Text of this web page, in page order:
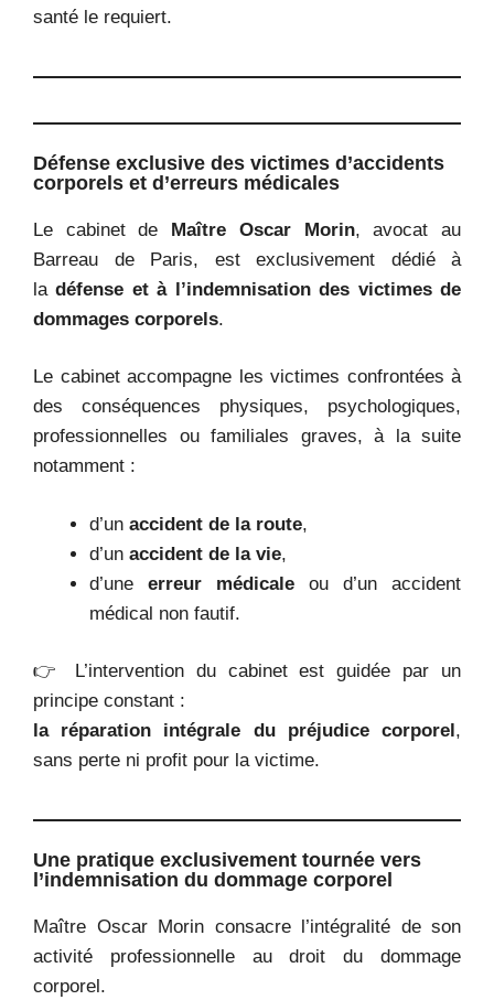
santé le requiert.
Défense exclusive des victimes d’accidents
corporels et d’erreurs médicales
Le cabinet de Maître Oscar Morin, avocat au
Barreau de Paris, est exclusivement dédié à
ladéfense et à l’indemnisation des victimes de
dommages corporels.
Le cabinet accompagne les victimes confrontées à
des conséquences physiques, psychologiques,
professionnelles ou familiales graves, à la suite
notamment :
d’un accident de la route,
d’un accident de la vie,
d’une erreur médicale ou d’un accident
médical non fautif.
👉 L’intervention du cabinet est guidée par un
principe constant :
la réparation intégrale du préjudice corporel ,
sans perte ni profit pour la victime.
Une pratique exclusivement tournée vers
l’indemnisation du dommage corporel
Maître Oscar Morin consacre l’intégralité de son
activité professionnelle au droit du dommage
corporel.